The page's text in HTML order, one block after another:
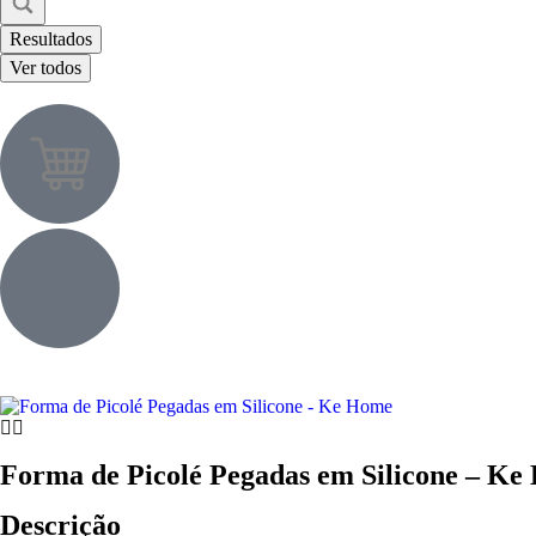
Resultados
Ver todos
Forma de Picolé Pegadas em Silicone – Ke
Descrição